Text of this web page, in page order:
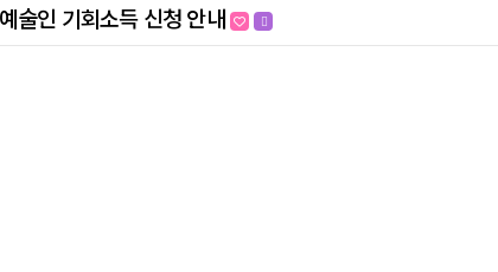
술인 기회소득 신청 안내